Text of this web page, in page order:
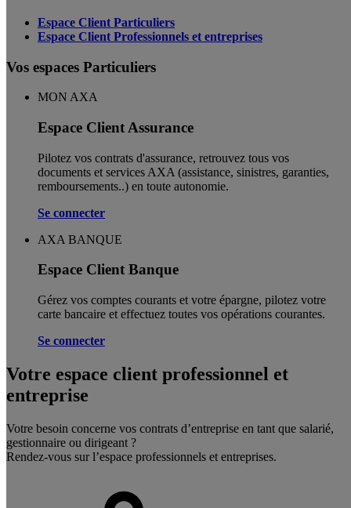
Espace Client Particuliers
Espace Client Professionnels et entreprises
Vos espaces Particuliers
MON AXA
Espace Client Assurance
Pilotez vos contrats d'assurance, retrouvez tous vos
documents et services AXA (assistance, sinistres, garanties,
remboursements..) en toute autonomie. ​
Se connecter
AXA BANQUE
Espace Client Banque
Gérez vos comptes courants et votre épargne, pilotez votre
carte bancaire et effectuez toutes vos opérations courantes.
Se connecter
Votre espace client professionnel et
entreprise
Votre besoin concerne vos contrats d’entreprise en tant que salarié,
gestionnaire ou dirigeant ?
Rendez-vous sur l’espace professionnels et entreprises.